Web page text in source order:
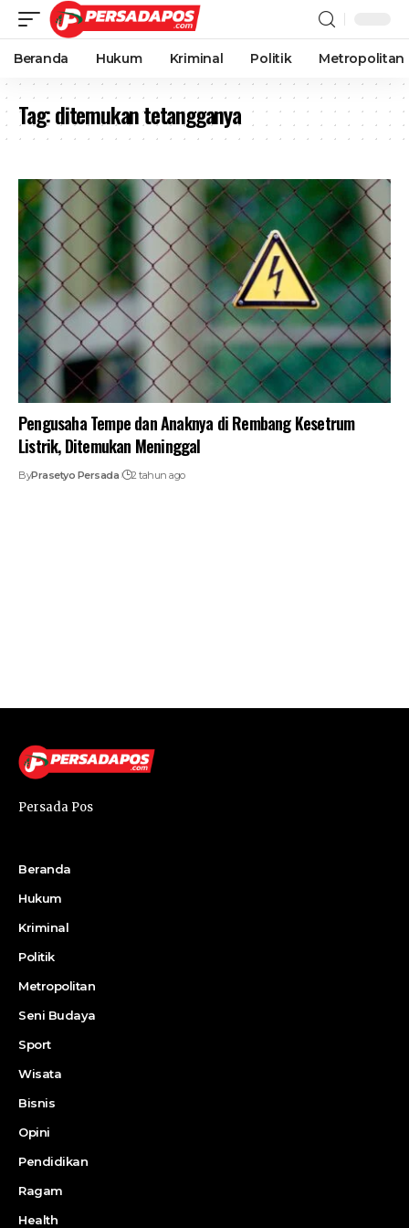
Beranda Hukum Kriminal Politik Metropolitan
Tag:ditemukan tetangganya
Pengusaha Tempe dan Anaknya di Rembang Kesetrum
Listrik, Ditemukan Meninggal
ByPrasetyo Persada 2 tahun ago
Persada Pos
Beranda
Hukum
Kriminal
Politik
Metropolitan
Seni Budaya
Sport
Wisata
Bisnis
Opini
Pendidikan
Ragam
Health